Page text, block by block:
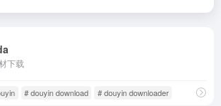
下载
# douyin download # douyin downloader